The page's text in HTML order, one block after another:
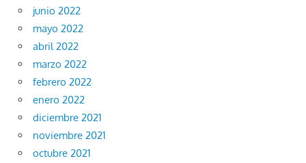
junio 2022
mayo 2022
abril 2022
marzo 2022
febrero 2022
enero 2022
diciembre 2021
noviembre 2021
octubre 2021